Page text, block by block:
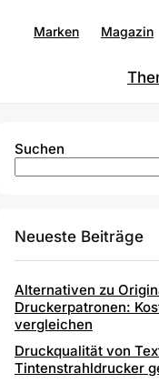
Marken Magazin
Suchen
Neueste Beiträge
Alternativen zu
Druckerpatronen:
vergleichen
Druckqualität von
Tintenstrahldrucker